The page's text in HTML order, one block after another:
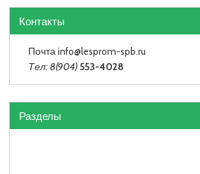
Контакты
Почта info@lesprom-spb.ru
Тел: 8(904) 553-4028
Разделы